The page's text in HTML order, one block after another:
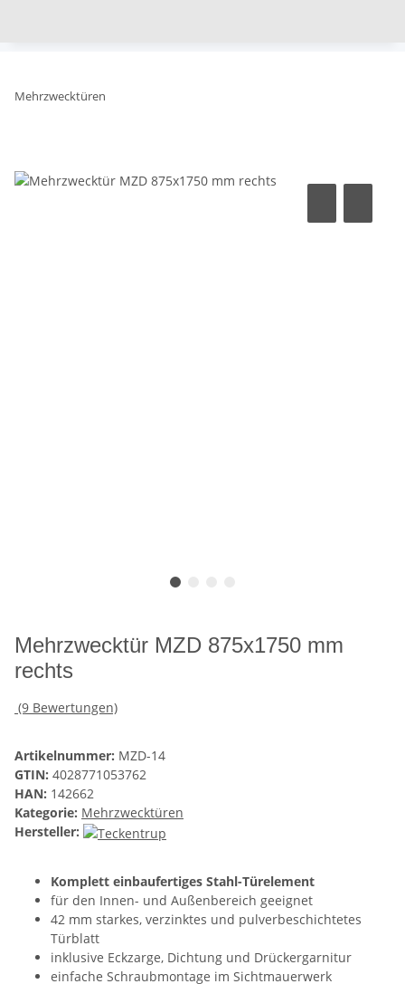
Mehrzwecktüren
Mehrzwecktür MZD 875x1750 mm
rechts
(9 Bewertungen)
Artikelnummer: MZD-14
GTIN: 4028771053762
HAN: 142662
Kategorie: Mehrzwecktüren
Hersteller:
Komplett einbaufertiges Stahl-Türelement
für den Innen- und Außenbereich geeignet
42 mm starkes, verzinktes und pulverbeschichtetes
Türblatt
inklusive Eckzarge, Dichtung und Drückergarnitur
einfache Schraubmontage im Sichtmauerwerk